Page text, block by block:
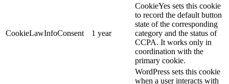
CookieLawInfoConsent 1 year
CookieYes sets this cookie
to record the default button
state of the corresponding
category and the status of
CCPA. It works only in
coordination with the
primary cookie.
WordPress sets this cookie
when a user interacts with